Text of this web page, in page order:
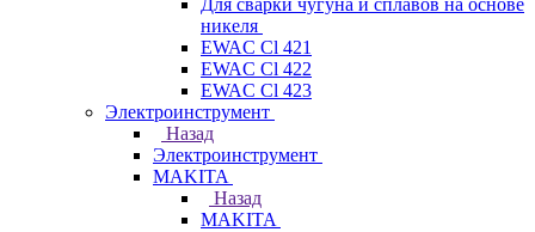
Для сварки чугуна и сплавов на основе
никеля
EWAC Cl 421
EWAC Cl 422
EWAC Cl 423
Электроинструмент
Назад
Электроинструмент
МAKITA
Назад
МAKITA